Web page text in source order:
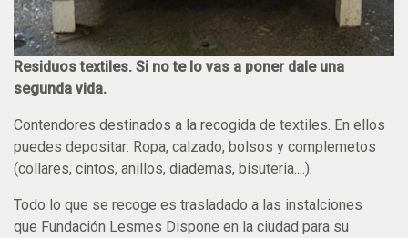
Residuos textiles. Si no te lo vas a poner dale una
segunda vida.
Contendores destinados a la recogida de textiles. En ellos
puedes depositar:​ Ropa, calzado, bolsos y complemetos
(collares, cintos, anillos, diademas, bisuteria....).
Todo lo que se recoge es trasladado a las instalciones
que Fundación Lesmes Dispone en la ciudad para su